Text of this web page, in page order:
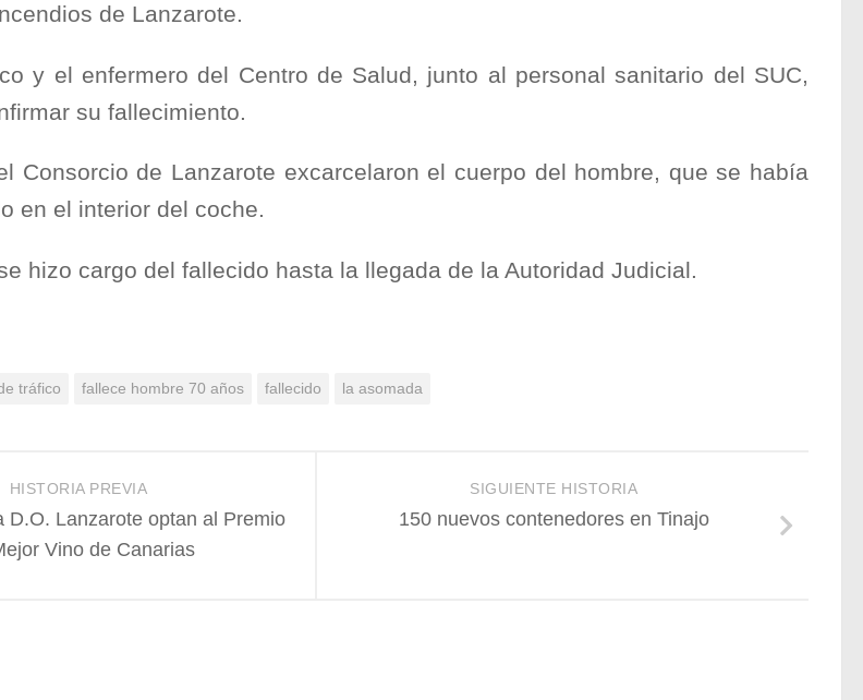
de Lanzarote.
y el enfermero del Centro de Salud, junto al personal sanitario del SUC,
su fallecimiento.
Consorcio de Lanzarote excarcelaron el cuerpo del hombre, que se había
en el interior del coche.
hizo cargo del fallecido hasta la llegada de la Autoridad Judicial.
tráfico fallece hombre 70 años fallecido la asomada
SIGUIENTE HISTORIA
150 nuevos contenedores en Tinajo
HISTORIA PREVIA
D.O. Lanzarote optan al Premio
Vino de Canarias